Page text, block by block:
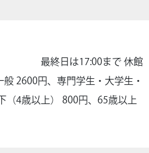
最終日は17:00まで 休館
2600円、専門学生・大学生・
（4歳以上） 800円、65歳以上